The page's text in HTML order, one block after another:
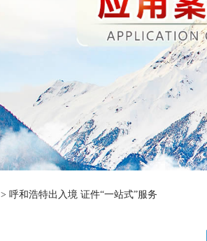
> 呼和浩特出入境 证件“一站式”服务